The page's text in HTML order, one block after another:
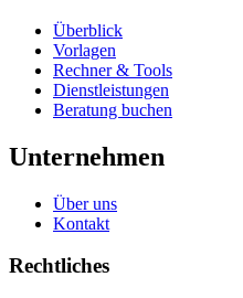
Überblick
Vorlagen
Rechner & Tools
Dienstleistungen
Beratung buchen
Unternehmen
Über uns
Kontakt
Rechtliches